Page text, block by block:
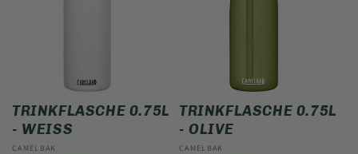
TRINKFLASCHE 0.75L
- WEISS
Anbieter:
CAMELBAK
TRINKFLASCHE 0.75L
- OLIVE
Anbieter:
CAMELBAK